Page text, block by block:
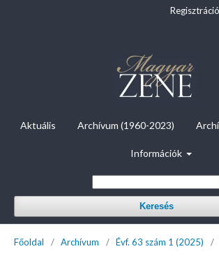
Aktuális Archívum (1960-2023)
Információk
Keresés
Regisztráció
Főoldal / Archívum / Évf. 63 szám 1 (2025) /